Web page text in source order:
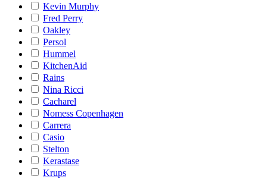
Kevin Murphy
Fred Perry
Oakley
Persol
Hummel
KitchenAid
Rains
Nina Ricci
Cacharel
Nomess Copenhagen
Carrera
Casio
Stelton
Kerastase
Krups